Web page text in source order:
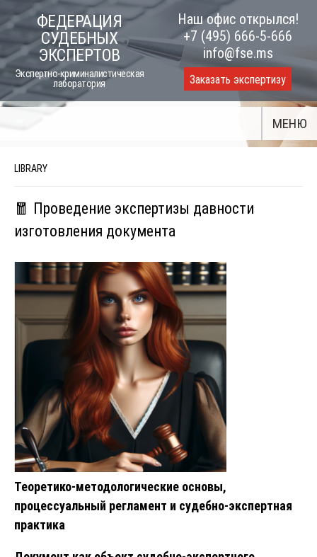
to
content
ФЕДЕРАЦИЯ
СУДЕБНЫХ
ЭКСПЕРТОВ
Экспертно-криминалистическая
лаборатория
Наш офис открылся!
+7 (495) 666-5-666
info@fse.ms
Заказать экспертизу
МЕНЮ
LIBRARY
🧧 Проведение экспертизы давности
изготовления документа
Теоретико-методологические основы,
процессуальный регламент и судебно-экспертная
практика